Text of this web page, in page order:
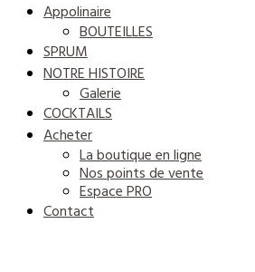
Appolinaire
BOUTEILLES
SPRUM
NOTRE HISTOIRE
Galerie
COCKTAILS
Acheter
La boutique en ligne
Nos points de vente
Espace PRO
Contact